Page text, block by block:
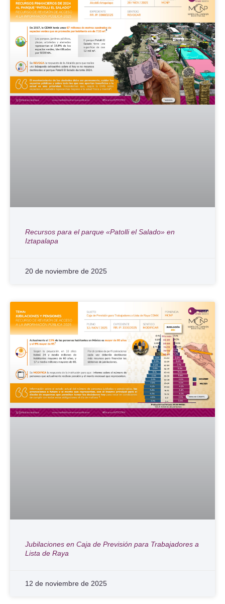
Recursos para el parque «Patolli el Salado» en
Iztapalapa
20 de noviembre de 2025
Jubilaciones en Caja de Previsión para Trabajadores a
Lista de Raya
12 de noviembre de 2025